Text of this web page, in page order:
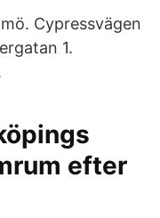
Cypressvägen
1.
efter